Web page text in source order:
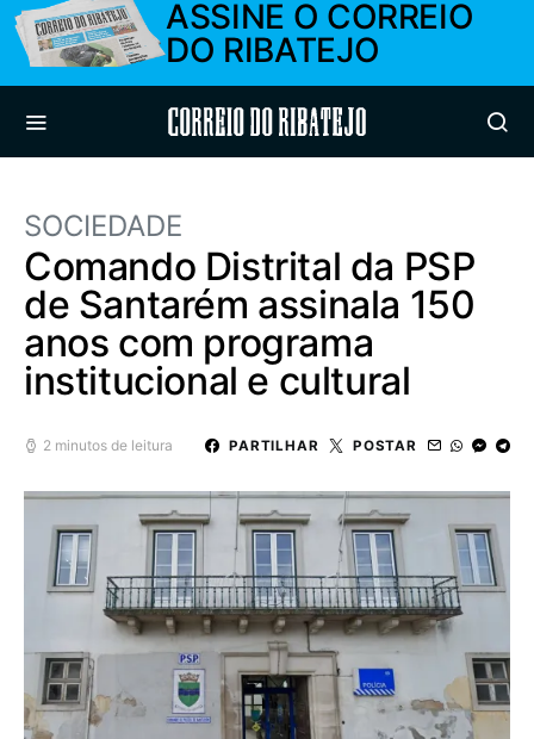
ASSINE O CORREIO
DO RIBATEJO
Correio do Ribatejo
SOCIEDADE
Comando Distrital da PSP
de Santarém assinala 150
anos com programa
institucional e cultural
2 minutos de leitura PARTILHAR POSTAR